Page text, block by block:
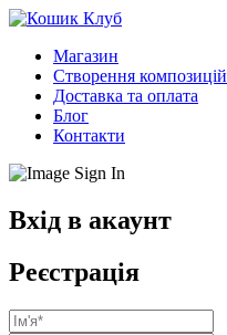
Магазин
Створення композицій
Доставка та оплата
Блог
Контакти
Вхід в акаунт
Реєстрація